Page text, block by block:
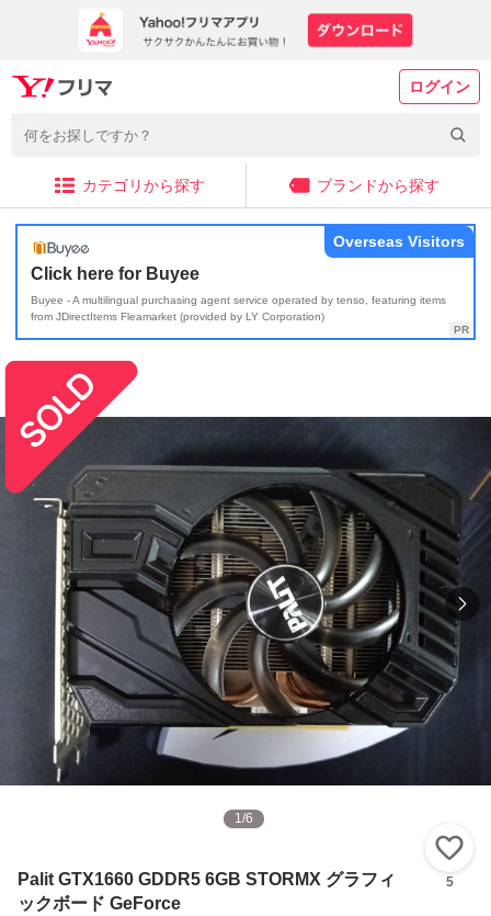
ログイン
カテゴリから探す ブランドから探す
Click here for Buyee
Buyee - A multilingual purchasing agent service operated by tenso, featuring items
from JDirectItems Fleamarket (provided by LY Corporation)
Overseas Visitors
1/6
Palit GTX1660 GDDR5 6GB STORMX グラフィ
ックボード GeForce
5